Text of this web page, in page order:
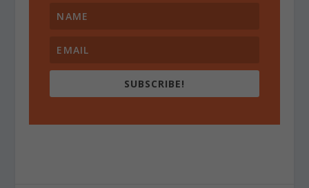
SUBSCRIBE!